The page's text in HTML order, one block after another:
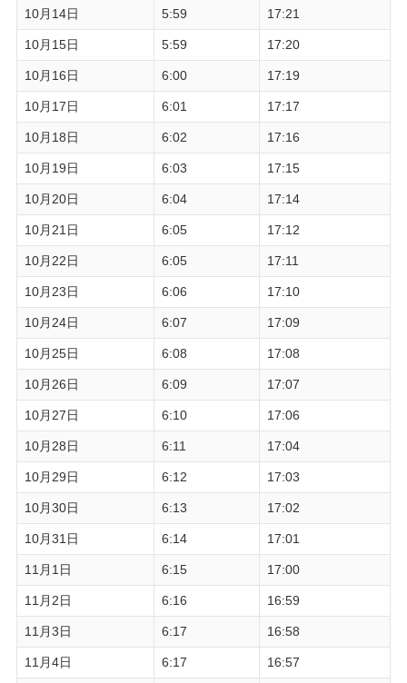
10月14日 5:59 17:21
10月15日 5:59 17:20
10月16日 6:00 17:19
10月17日 6:01 17:17
10月18日 6:02 17:16
10月19日 6:03 17:15
10月20日 6:04 17:14
10月21日 6:05 17:12
10月22日 6:05 17:11
10月23日 6:06 17:10
10月24日 6:07 17:09
10月25日 6:08 17:08
10月26日 6:09 17:07
10月27日 6:10 17:06
10月28日 6:11 17:04
10月29日 6:12 17:03
10月30日 6:13 17:02
10月31日 6:14 17:01
11月1日 6:15 17:00
11月2日 6:16 16:59
11月3日 6:17 16:58
11月4日 6:17 16:57